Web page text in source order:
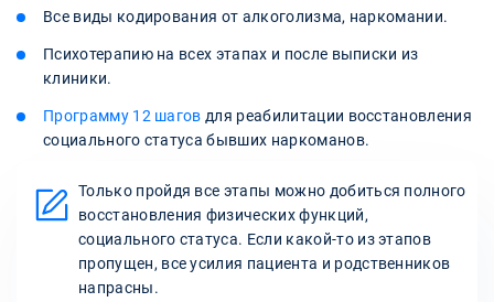
Все виды кодирования от алкоголизма, наркомании.
Психотерапию на всех этапах и после выписки из
клиники.
Программу 12 шагов для реабилитации восстановления
социального статуса бывших наркоманов.
Только пройдя все этапы можно добиться полного
восстановления физических функций,
социального статуса. Если какой-то из этапов
пропущен, все усилия пациента и родственников
напрасны.